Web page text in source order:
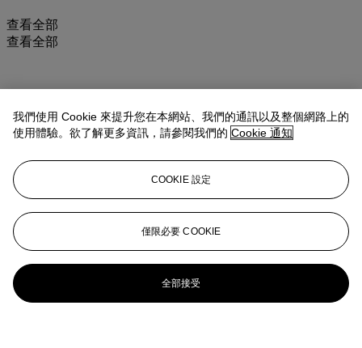
查看全部
查看全部
我們使用 Cookie 來提升您在本網站、我們的通訊以及整個網路上的
使用體驗。欲了解更多資訊，請參閱我們的 Cookie 通知
COOKIE 設定
僅限必要 COOKIE
全部接受